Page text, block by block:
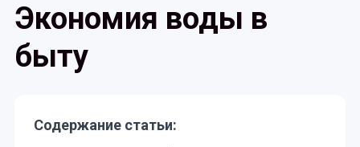
Экономия воды в
быту
Содержание статьи: